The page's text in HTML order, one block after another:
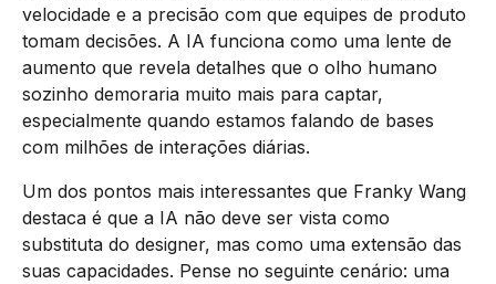
velocidade e a precisão com que equipes de produto
tomam decisões. A IA funciona como uma lente de
aumento que revela detalhes que o olho humano
sozinho demoraria muito mais para captar,
especialmente quando estamos falando de bases
com milhões de interações diárias.
Um dos pontos mais interessantes que Franky Wang
destaca é que a IA não deve ser vista como
substituta do designer, mas como uma extensão das
suas capacidades. Pense no seguinte cenário: uma